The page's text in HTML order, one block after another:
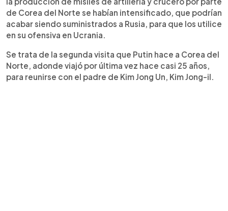
de Corea del Norte se habían intensificado, que podrían
acabar siendo suministrados a Rusia, para que los utilice
en su ofensiva en Ucrania.
Se trata de la segunda visita que Putin hace a Corea del
Norte, adonde viajó por última vez hace casi 25 años,
para reunirse con el padre de Kim Jong Un, Kim Jong-il.